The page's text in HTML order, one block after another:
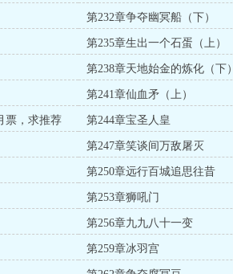
第232章争夺幽冥船（下）
第235章生出一个石蛋（上）
第238章天地始金的炼化（下）
第241章仙血矛（上）
票，求推荐
第244章宝圣人皇
第247章笑谈间万敌屠灭
第250章远行百城追思往昔
第253章狮吼门
第256章九九八十一变
第259章冰羽宫